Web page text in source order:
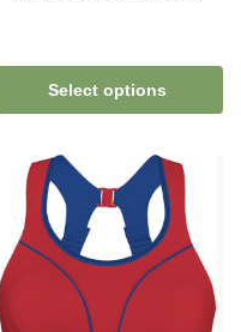
Select options